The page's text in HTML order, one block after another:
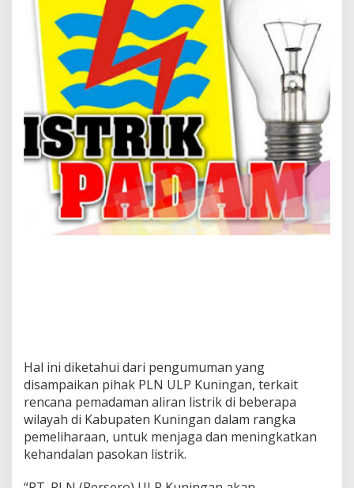
Hal ini diketahui dari pengumuman yang
disampaikan pihak PLN ULP Kuningan, terkait
rencana pemadaman aliran listrik di beberapa
wilayah di Kabupaten Kuningan dalam rangka
pemeliharaan, untuk menjaga dan meningkatkan
kehandalan pasokan listrik.